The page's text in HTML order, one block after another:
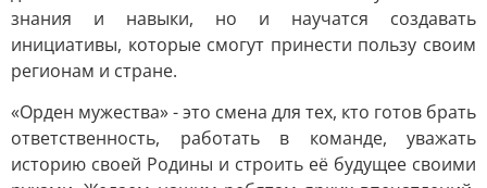
знания и навыки, но и научатся создавать
инициативы, которые смогут принести пользу своим
регионам и стране.
«Орден мужества» - это смена для тех, кто готов брать
ответственность, работать в команде, уважать
историю своей Родины и строить её будущее своими